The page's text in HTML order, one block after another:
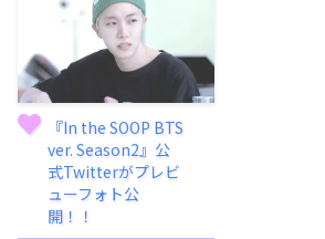
『In the SOOP BTS
ver. Season2』公
式Twitterがプレビ
ューフォト公
開！！